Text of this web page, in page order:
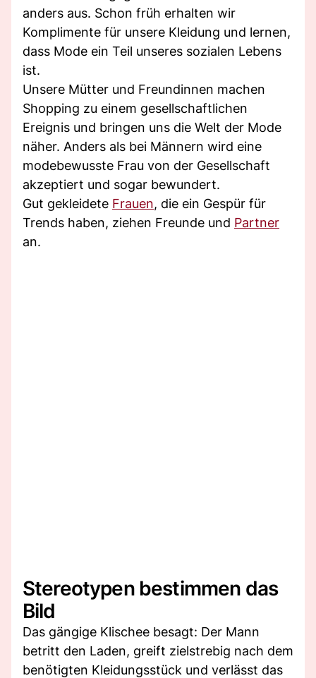
anders aus. Schon früh erhalten wir
Komplimente für unsere Kleidung und lernen,
dass Mode ein Teil unseres sozialen Lebens
ist.
Unsere Mütter und Freundinnen machen
Shopping zu einem gesellschaftlichen
Ereignis und bringen uns die Welt der Mode
näher. Anders als bei Männern wird eine
modebewusste Frau von der Gesellschaft
akzeptiert und sogar bewundert.
Gut gekleidete Frauen, die ein Gespür für
Trends haben, ziehen Freunde und Partner
an.
Stereotypen bestimmen das
Bild
Das gängige Klischee besagt: Der Mann
betritt den Laden, greift zielstrebig nach dem
benötigten Kleidungsstück und verlässt das